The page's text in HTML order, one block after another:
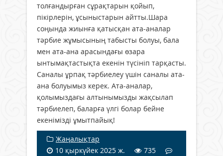
толғандырған сұрақтарын қойып,
пікірлерін, ұсыныстарын айтты.Шара
соңында жиынға қатысқан ата-аналар
тәрбие жұмысының табысты болуы, бала
мен ата-ана арасындағы өзара
ынтымақтастықта екенін түсініп тарқасты.
Саналы ұрпақ тәрбиелеу үшін саналы ата-
ана болуымыз керек. Ата-аналар,
қолымыздағы алтынымызды жақсылап
тәрбиелеп, баларға үлгі болар бейне
екенімізді ұмытпайық!
Жаңалықтар
10 қыркүйек 2025 ж.
735